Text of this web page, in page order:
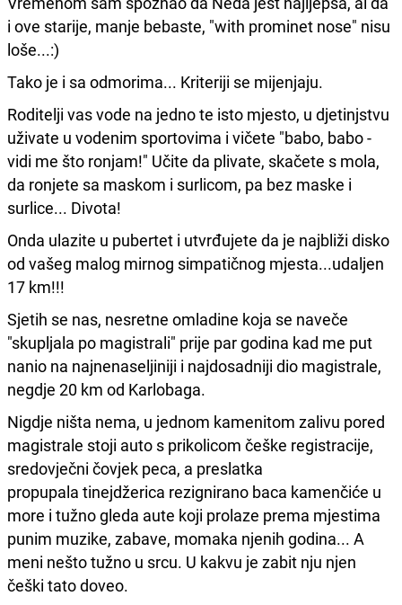
i ove starije, manje bebaste, "with prominet nose" nisu
loše...:)
Tako je i sa odmorima... Kriteriji se mijenjaju.
Roditelji vas vode na jedno te isto mjesto, u djetinjstvu
uživate u vodenim sportovima i vičete "babo, babo -
vidi me što ronjam!" Učite da plivate, skačete s mola,
da ronjete sa maskom i surlicom, pa bez maske i
surlice... Divota!
Onda ulazite u pubertet i utvrđujete da je najbliži disko
od vašeg malog mirnog simpatičnog mjesta...udaljen
17 km!!!
Sjetih se nas, nesretne omladine koja se naveče
"skupljala po magistrali" prije par godina kad me put
nanio na najnenaseljiniji i najdosadniji dio magistrale,
negdje 20 km od Karlobaga.
Nigdje ništa nema, u jednom kamenitom zalivu pored
magistrale stoji auto s prikolicom češke registracije,
sredovječni čovjek peca, a preslatka
propupala tinejdžerica rezignirano baca kamenčiće u
more i tužno gleda aute koji prolaze prema mjestima
punim muzike, zabave, momaka njenih godina... A
meni nešto tužno u srcu. U kakvu je zabit nju njen
češki tato doveo.